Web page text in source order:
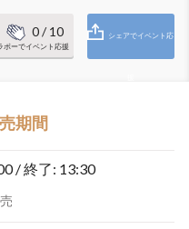
0/ 10
ボーでイベント応援
シェアでイベント応
期間
/ 終了: 13:30